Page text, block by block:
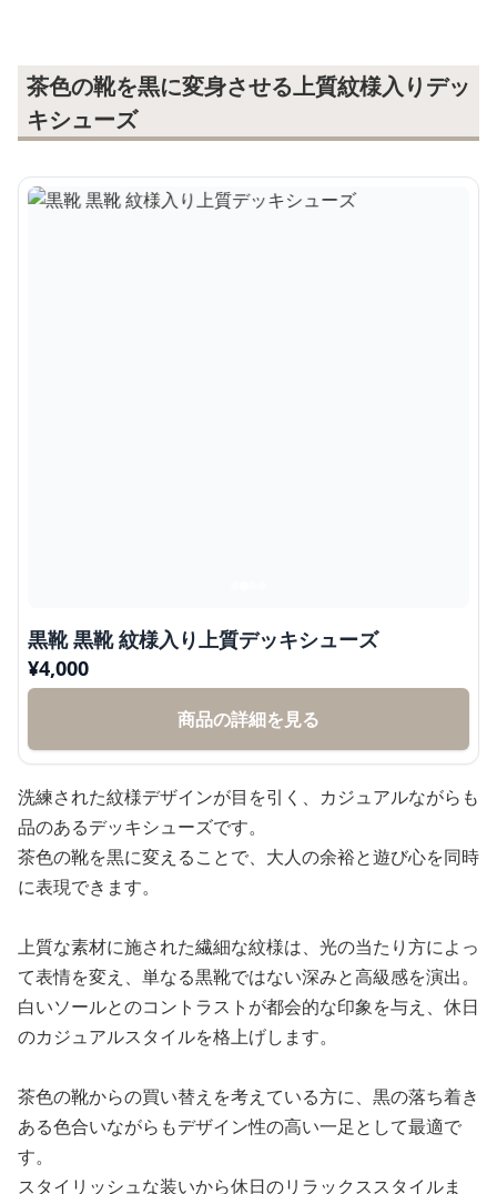
茶色の靴を黒に変身させる上質紋様入りデッ
キシューズ
黒靴 黒靴 紋様入り上質デッキシューズ
¥4,000
商品の詳細を見る
洗練された紋様デザインが目を引く、カジュアルながらも
品のあるデッキシューズです。
茶色の靴を黒に変えることで、大人の余裕と遊び心を同時
に表現できます。
上質な素材に施された繊細な紋様は、光の当たり方によっ
て表情を変え、単なる黒靴ではない深みと高級感を演出。
白いソールとのコントラストが都会的な印象を与え、休日
のカジュアルスタイルを格上げします。
茶色の靴からの買い替えを考えている方に、黒の落ち着き
ある色合いながらもデザイン性の高い一足として最適で
す。
スタイリッシュな装いから休日のリラックススタイルま